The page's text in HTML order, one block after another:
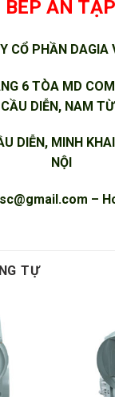
BẾP ĂN
CỔ PHẦN DAGIA
6 TÒA MD
DIỄN, NAM
DIỄN, MINH
NỘI
–
TỰ